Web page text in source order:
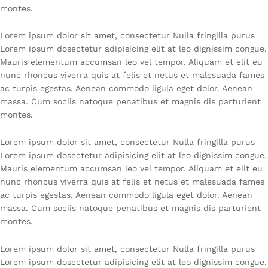
montes.
Lorem ipsum dolor sit amet, consectetur Nulla fringilla purus
Lorem ipsum dosectetur adipisicing elit at leo dignissim congue.
Mauris elementum accumsan leo vel tempor. Aliquam et elit eu
nunc rhoncus viverra quis at felis et netus et malesuada fames
ac turpis egestas. Aenean commodo ligula eget dolor. Aenean
massa. Cum sociis natoque penatibus et magnis dis parturient
montes.
Lorem ipsum dolor sit amet, consectetur Nulla fringilla purus
Lorem ipsum dosectetur adipisicing elit at leo dignissim congue.
Mauris elementum accumsan leo vel tempor. Aliquam et elit eu
nunc rhoncus viverra quis at felis et netus et malesuada fames
ac turpis egestas. Aenean commodo ligula eget dolor. Aenean
massa. Cum sociis natoque penatibus et magnis dis parturient
montes.
Lorem ipsum dolor sit amet, consectetur Nulla fringilla purus
Lorem ipsum dosectetur adipisicing elit at leo dignissim congue.